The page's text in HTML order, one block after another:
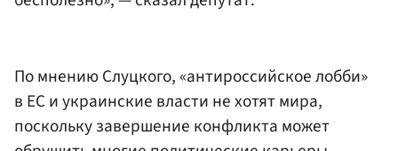
По мнению Слуцкого, «антироссийское лобби»
в ЕС и украинские власти не хотят мира,
поскольку завершение конфликта может